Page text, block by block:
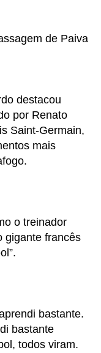
de Paiva
destacou
por Renato
Saint-Germain,
mais
o treinador
gigante francês
bastante.
bastante
todos viram.